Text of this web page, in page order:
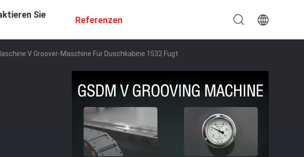
Sie
Referenzen
V Groover-Maschine Für Duschkabine 1532 Fugt